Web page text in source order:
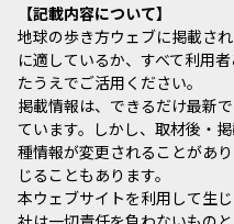
記載内容について
地球の歩き方ウェブに掲載さ
に適しているか、すべて利用
たうえでご活用ください。
掲載情報は、できるだけ最新
ています。しかし、取材後・
種情報が変更されることがあ
じることもあります。
本ウェブサイトを利用して生